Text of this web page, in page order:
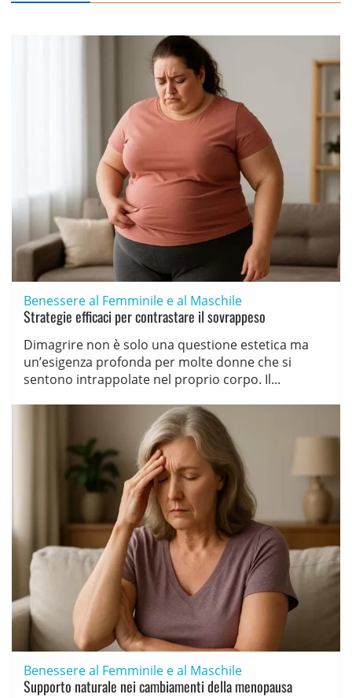
Benessere al Femminile e al Maschile
Strategie efficaci per contrastare il sovrappeso
Dimagrire non è solo una questione estetica ma
un’esigenza profonda per molte donne che si
sentono intrappolate nel proprio corpo. Il...
Benessere al Femminile e al Maschile
Supporto naturale nei cambiamenti della menopausa